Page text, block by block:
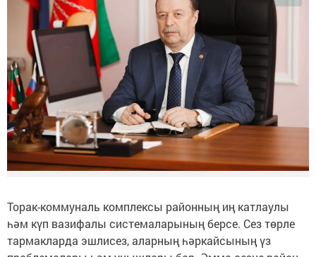
Торак-коммуналь комплексы районның иң катлаулы
һәм күп вазифалы системаларының берсе. Сез төрле
тармакларда эшлисез, аларның һәркайсының үз